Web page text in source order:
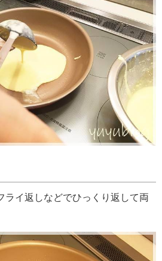
ライ返しなどでひっくり返して両